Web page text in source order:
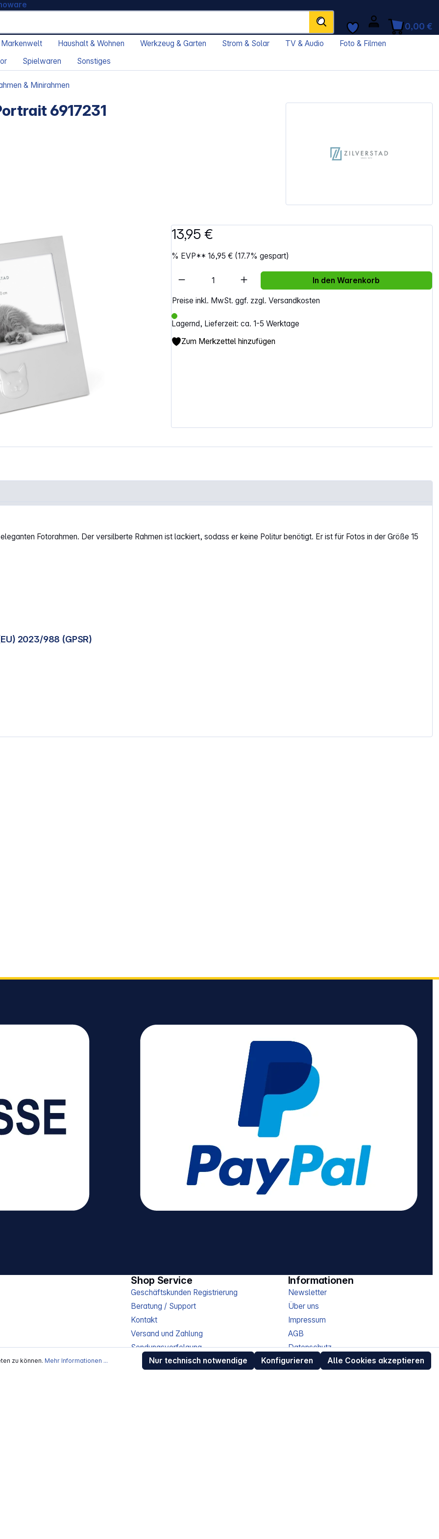
0,00 €
Haushalt & Wohnen Werkzeug & Garten Strom & Solar TV & Audio
Foto & Filmen
Spielwaren Sonstiges
& Minirahmen
6917231
13,95 €
% EVP**16,95 € (17.7% gespart)
Preise inkl. MwSt. ggf. zzgl. Versandkosten
Lagernd, Lieferzeit: ca. 1-5 Werktage
Artikel Anzahl: Gib den gewünschten Wert ein
In den Warenkorb
Zum Merkzettel hinzufügen
Fotorahmen. Der versilberte Rahmen ist lackiert, sodass er keine Politur benötigt. Er ist für Fotos in der Größe 15
2023/988 (GPSR)
Shop Service
Geschäftskunden Registrierung
Beratung / Support
Kontakt
Versand und Zahlung
Sendungsverfolgung
Gewährleistung / Reparatur
Informationen
Newsletter
Über uns
Impressum
AGB
Datenschutz
Widerrufsrecht für Verbraucher
zu können. Mehr Informationen ... Nur technisch notwendige Konfigurieren Alle Cookies akzeptieren